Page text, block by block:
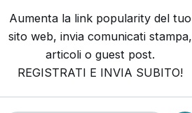
Aumenta la link popularity del tuo
sito web, invia comunicati stampa,
articoli o guest post.
REGISTRATI E INVIA SUBITO!